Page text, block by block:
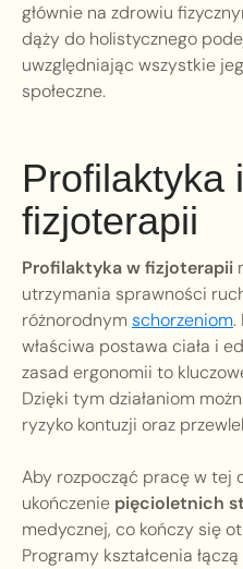
głównie na zdrowiu
dąży do holistycznego
uwzględniając wszystkie
społeczne.
Profilaktyka
fizjoterapii
Profilaktyka w fizjoterapii
utrzymania sprawności
różnorodnym schorzeniom.
właściwa postawa ciała i
zasad ergonomii to
Dzięki tym działaniom
ryzyko kontuzji oraz
Aby rozpocząć pracę w tej
ukończenie pięcioletnich
medycznej, co kończy się
Programy kształcenia